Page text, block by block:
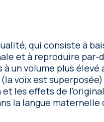
qui consiste à
et à reproduire par-
un volume plus élevé
voix est
et les effets de
la langue maternelle